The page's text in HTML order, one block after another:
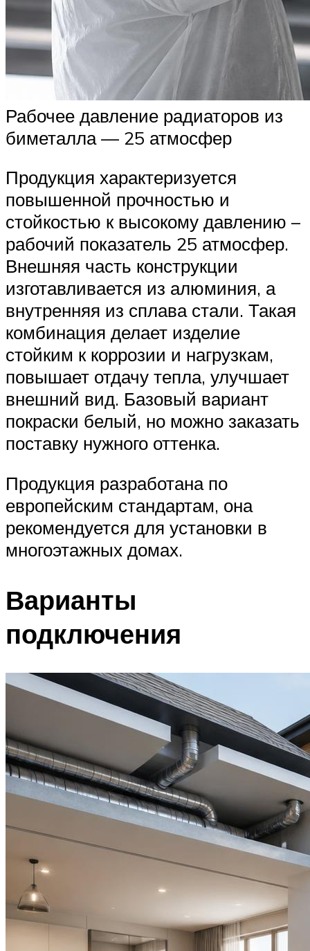
Рабочее давление радиаторов из
биметалла — 25 атмосфер
Продукция характеризуется
повышенной прочностью и
стойкостью к высокому давлению –
рабочий показатель 25 атмосфер.
Внешняя часть конструкции
изготавливается из алюминия, а
внутренняя из сплава стали. Такая
комбинация делает изделие
стойким к коррозии и нагрузкам,
повышает отдачу тепла, улучшает
внешний вид. Базовый вариант
покраски белый, но можно заказать
поставку нужного оттенка.
Продукция разработана по
европейским стандартам, она
рекомендуется для установки в
многоэтажных домах.
Варианты
подключения